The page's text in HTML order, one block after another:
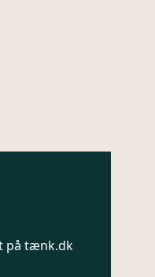
på tænk.dk